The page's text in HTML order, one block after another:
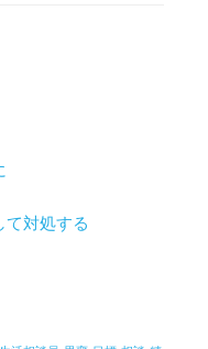
対処する